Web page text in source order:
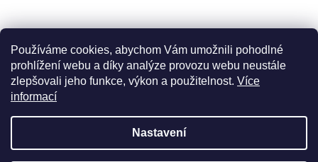
Používáme cookies, abychom Vám umožnili pohodlné
prohlížení webu a díky analýze provozu webu neustále
zlepšovali jeho funkce, výkon a použitelnost. Více
informací
Nastavení
V zahradnictví je možné osobně vybírat stromy a
dopravou. Otevřeno máme ve středu, v pátek a v neděli